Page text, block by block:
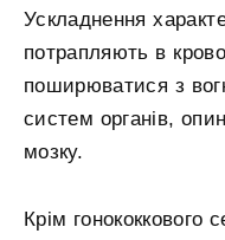
Ускладнення
потрапляють в
поширюватися з
систем органів,
мозку.
Крім